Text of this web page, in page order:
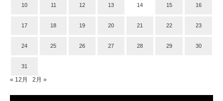
10 11 12 13 14 15 16
17 18 19 20 21 22 23
24 25 26 27 28 29 30
31
« 12月 2月 »